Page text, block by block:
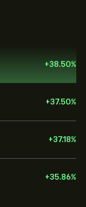
+38.50%
+37.50%
+37.18%
+35.86%